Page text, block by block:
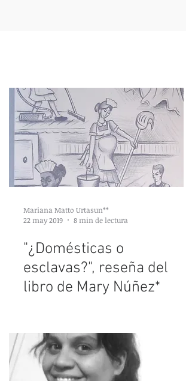
Mariana Matto Urtasun**
22 may 2019
8 min de lectura
"¿Domésticas o
esclavas?", reseña del
libro de Mary Núñez*